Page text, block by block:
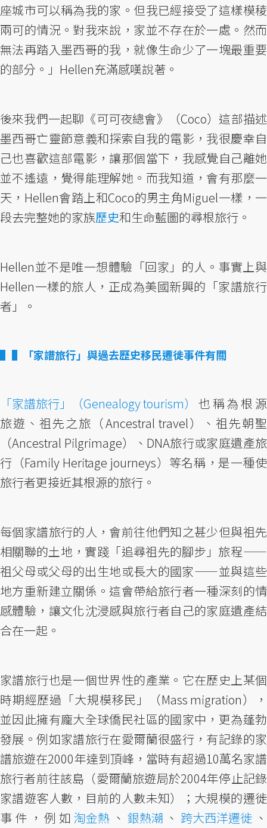
座城市可以稱為我的家。但我已經接受了這樣模稜
兩可的情況。對我來說，家並不存在於一處。然而
無法再踏入墨西哥的我，就像生命少了一塊最重要
的部分。」Hellen充滿感嘆說著。
後來我們一起聊《可可夜總會》（Coco）這部描述
墨西哥亡靈節意義和探索自我的電影，我很慶幸自
己也喜歡這部電影，讓那個當下，我感覺自己離她
並不遙遠，覺得能理解她。而我知道，會有那麼一
天，Hellen會踏上和Coco的男主角Miguel一樣，一
段去完整她的家族歷史和生命藍圖的尋根旅行。
Hellen並不是唯一想體驗「回家」的人。事實上與
Hellen一樣的旅人，正成為美國新興的「家譜旅行
者」。
▌「家譜旅行」與過去歷史移民遷徙事件有關
「家譜旅行」（Genealogy tourism）
也稱為根源
旅遊、祖先之旅（Ancestral travel）、祖先朝聖
（Ancestral Pilgrimage）、DNA旅行或家庭遺產旅
行（Family Heritage journeys）等名稱，是一種使
旅行者更接近其根源的旅行。
每個家譜旅行的人，會前往他們知之甚少但與祖先
相關聯的土地，實踐「追尋祖先的腳步」旅程 ——
祖父母或父母的出生地或長大的國家—— 並與這些
地方重新建立關係。這會帶給旅行者一種深刻的情
感體驗，讓文化沈浸感與旅行者自己的家庭遺產結
合在一起。
家譜旅行也是一個世界性的產業。它在歷史上某個
時期經歷過「大規模移民」（Mass migration），
並因此擁有龐大全球僑民社區的國家中，更為蓬勃
發展。例如家譜旅行在愛爾蘭很盛行，有記錄的家
譜旅遊在2000年達到頂峰，當時有超過10萬名家譜
旅行者前往該島（愛爾蘭旅遊局於2004年停止記錄
家譜遊客人數，目前的人數未知）；大規模的遷徙
事件，例如 淘金熱 、 銀熱潮 、 跨大西洋遷徙 、